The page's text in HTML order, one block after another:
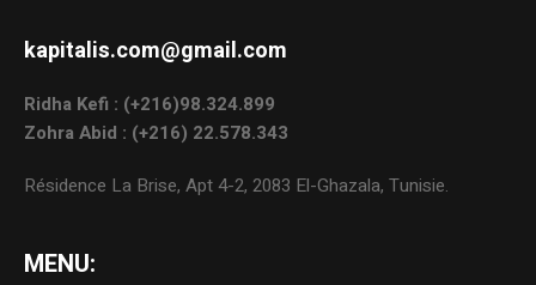
kapitalis.com@gmail.com
Ridha Kefi : (+216)98.324.899
Zohra Abid : (+216) 22.578.343
Résidence La Brise, Apt 4-2, 2083 El-Ghazala, Tunisie.
MENU: